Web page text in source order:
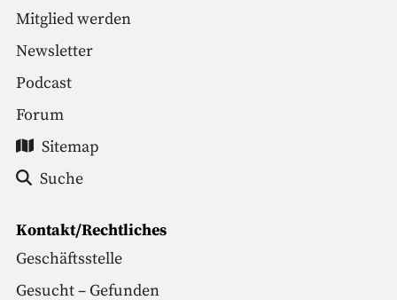
Mitglied werden
Newsletter
Podcast
Forum
Sitemap
Suche
Kontakt/Rechtliches
Geschäftsstelle
Gesucht – Gefunden